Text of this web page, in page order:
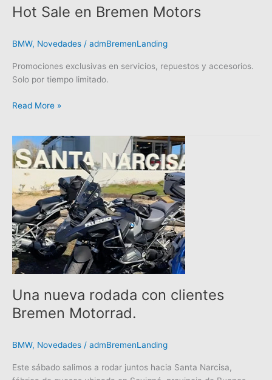
Hot Sale en Bremen Motors
BMW, Novedades / admBremenLanding
Promociones exclusivas en servicios, repuestos y accesorios.
Solo por tiempo limitado.
Read More »
Una nueva rodada con clientes
Bremen Motorrad.
BMW, Novedades / admBremenLanding
Este sábado salimos a rodar juntos hacia Santa Narcisa,
Una
nueva
rodada
clientes
Bremen
Motorrad.